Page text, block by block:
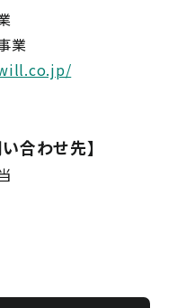
業
合わせ先】
当